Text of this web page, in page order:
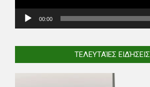
00:00
ΤΕΛΕΥΤΑΊΕΣ ΕΙΔΉΣΕΙΣ